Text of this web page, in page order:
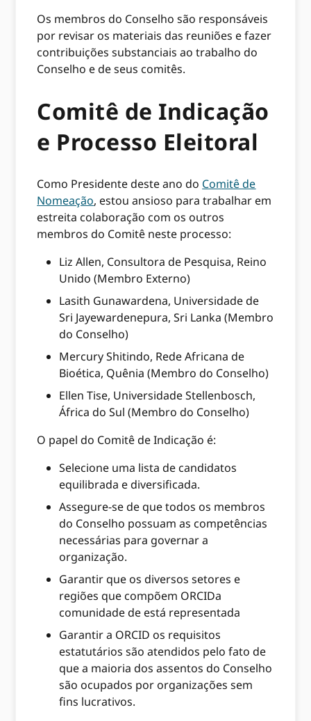
Os membros do Conselho são responsáveis ​​
por revisar os materiais das reuniões e fazer
contribuições substanciais ao trabalho do
Conselho e de seus comitês.
Comitê de Indicação
e Processo Eleitoral
Como Presidente deste ano do Comitê de
Nomeação, estou ansioso para trabalhar em
estreita colaboração com os outros
membros do Comitê neste processo:
Liz Allen, Consultora de Pesquisa, Reino
Unido (Membro Externo)
Lasith Gunawardena, Universidade de
Sri Jayewardenepura, Sri Lanka (Membro
do Conselho)
Mercury Shitindo, Rede Africana de
Bioética, Quênia (Membro do Conselho)
Ellen Tise, Universidade Stellenbosch,
África do Sul (Membro do Conselho)
O papel do Comitê de Indicação é:
Selecione uma lista de candidatos
equilibrada e diversificada.
Assegure-se de que todos os membros
do Conselho possuam as competências
necessárias para governar a
organização.
Garantir que os diversos setores e
regiões que compõem ORCIDa
comunidade de está representada
Garantir a ORCID os requisitos
estatutários são atendidos pelo fato de
que a maioria dos assentos do Conselho
são ocupados por organizações sem
fins lucrativos.